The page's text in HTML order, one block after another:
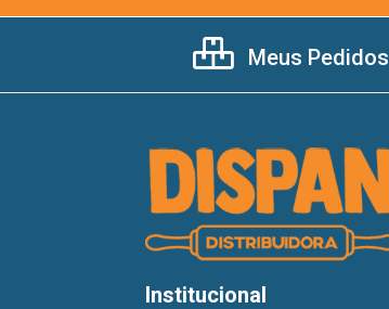
Meus Pedidos
Institucional